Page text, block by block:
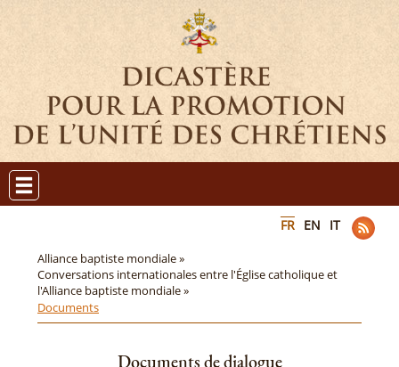
FR EN IT
Alliance baptiste mondiale »
Conversations internationales entre l'Église catholique et
l'Alliance baptiste mondiale »
Documents
Documents de dialogue